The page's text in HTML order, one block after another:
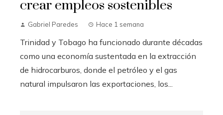
crear empleos sostenibles
Gabriel Paredes Hace 1 semana
Trinidad y Tobago ha funcionado durante décadas
como una economía sustentada en la extracción
de hidrocarburos, donde el petróleo y el gas
natural impulsaron las exportaciones, los...